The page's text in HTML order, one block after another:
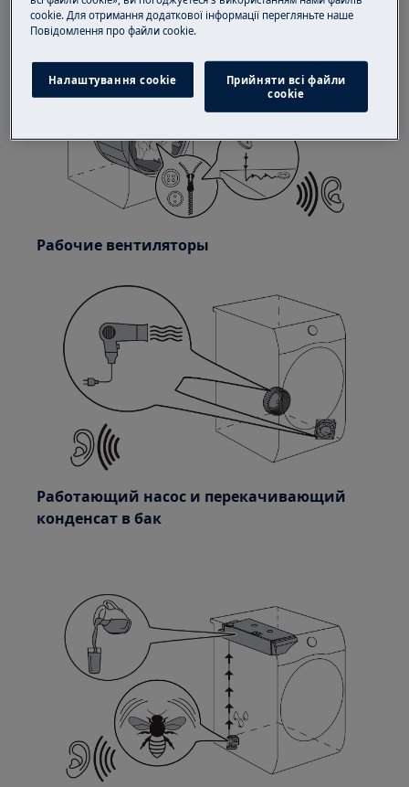
Рабочие вентиляторы
Работающий насос и перекачивающий
конденсат в бак
cookie. Для отримання додаткової інформації перегляньте наше
Пoвідомлення прo файли cookie.
Налаштування cookie
Прийняти всі файли
сookie